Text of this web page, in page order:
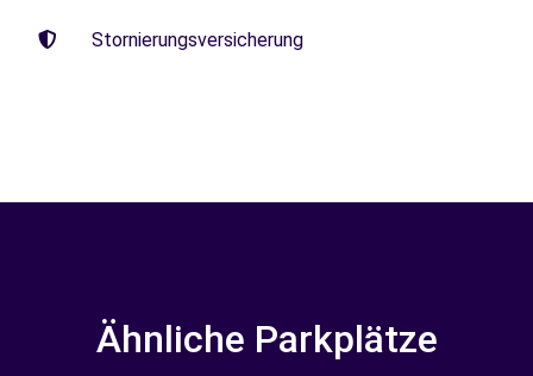
Stornierungsversicherung
Ähnliche Parkplätze